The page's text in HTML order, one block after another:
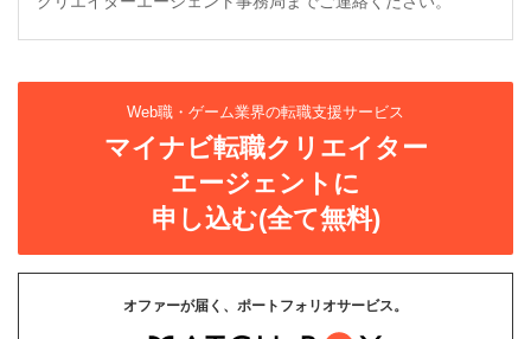
Web職・ゲーム業界の転職支援サービス
マイナビ転職クリエイター
エージェントに
申し込む(全て無料)
オファーが届く、ポートフォリオサービス。